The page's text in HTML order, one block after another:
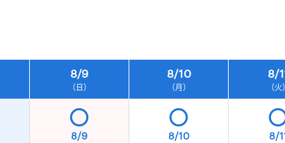
8/9
（日）
8/10
（月）
8/
（火）
8/9 8/10 8/